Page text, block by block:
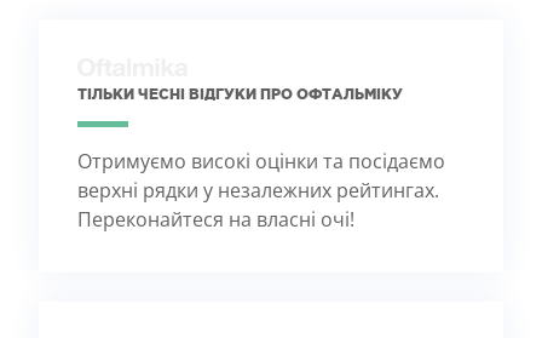
ТІЛЬКИ ЧЕСНІ ВІДГУКИ ПРО ОФТАЛЬМІКУ
Отримуємо високі оцінки та посідаємо
верхні рядки у незалежних рейтингах.
Переконайтеся на власні очі!